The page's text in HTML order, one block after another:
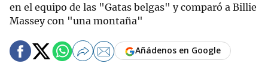
en el equipo de las "Gatas belgas" y comparó a Billie
Massey con "una montaña"
Añádenos en Google